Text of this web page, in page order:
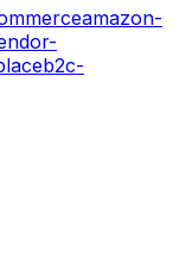
amazon-
b2c-